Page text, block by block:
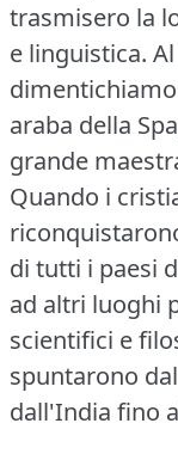
trasmisero la
e linguistica.
araba della
grande
Quando i
di tutti i paesi
ad altri luoghi
scientifici e
spuntarono
dall'India fino